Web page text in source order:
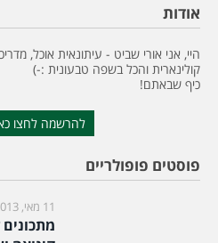
אודות
היי, אני אורי שביט - עיתונאית אוכל,
קולינארית והכל בשפה טבעונית :-)
כיף שבאתם!
להרשמה לחצו
פוסטים פופולריים
11 מאי, 2013